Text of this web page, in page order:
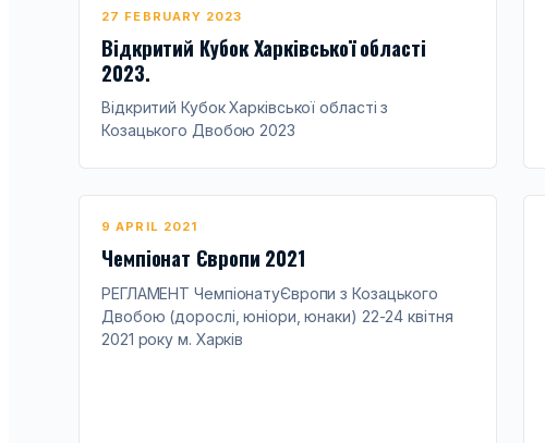
27 FEBRUARY 2023
Відкритий Кубок Харківської області
2023.
Відкритий Кубок Харківської області з
Козацького Двобою 2023
9 APRIL 2021
Чемпіонат Європи 2021
РЕГЛАМЕНТ ЧемпіонатуЄвропи з Козацького
Двобою (дорослі, юніори, юнаки) 22-24 квітня
2021 року м. Харків